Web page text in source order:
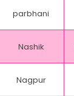
parbhani
Nashik
Nagpur